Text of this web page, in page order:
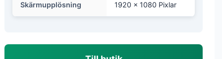
Skärmupplösning 1920 x 1080 Pixlar